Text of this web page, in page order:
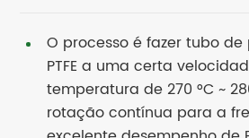
O processo é fazer tubo
PTFE a uma certa
temperatura de 270 °C ~
rotação contínua para a